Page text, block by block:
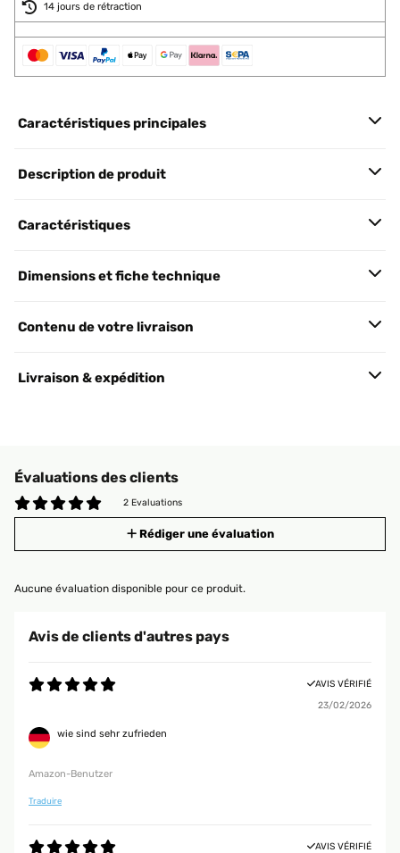
14 jours de rétraction
Caractéristiques principales
Description de produit
Caractéristiques
Dimensions et fiche technique
Contenu de votre livraison
Livraison & expédition
Évaluations des clients
2 Evaluations
Rédiger une évaluation
Aucune évaluation disponible pour ce produit.
Avis de clients d'autres pays
AVIS VÉRIFIÉ
23/02/2026
wie sind sehr zufrieden
Amazon-Benutzer
Traduire
AVIS VÉRIFIÉ